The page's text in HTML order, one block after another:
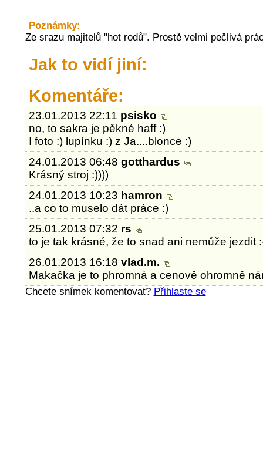
Poznámky:
Ze srazu majitelů "hot rodů". Prostě velmi pečlivá
Jak to vidí jiní:
Komentáře:
23.01.2013 22:11 psisko
no, to sakra je pěkné haff :)
I foto :) lupínku :) z Ja....blonce :)
24.01.2013 06:48gotthardus
Krásný stroj :))))
24.01.2013 10:23 hamron
..a co to muselo dát práce :)
25.01.2013 07:32 rs
to je tak krásné, že to snad ani nemůže jezdit
26.01.2013 16:18vlad.m.
Makačka je to phromná a cenově ohromně
Chcete snímek komentovat? Přihlaste se